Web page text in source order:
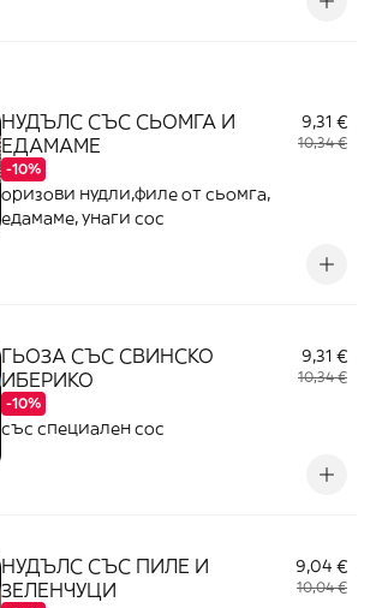
НУДЪЛС СЪС СЬОМГА И
ЕДАМАМЕ
-10%
9,31 €
10,34 €
оризови нудли,филе от сьомга,
едамаме, унаги сос
ГЬОЗА СЪС СВИНСКО
ИБЕРИКО
-10%
9,31 €
10,34 €
със специален сос
НУДЪЛС СЪС ПИЛЕ И
ЗЕЛЕНЧУЦИ
9,04 €
10,04 €